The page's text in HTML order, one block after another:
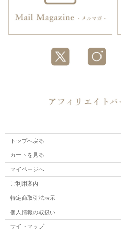
トップへ戻る
カートを見る
マイページへ
ご利用案内
特定商取引法表示
個人情報の取扱い
サイトマップ